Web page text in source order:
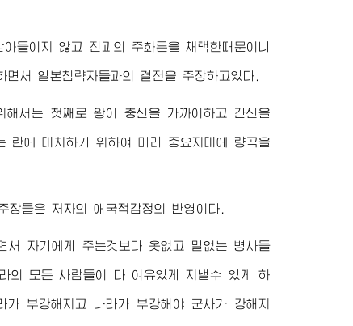
들이지 않고 진괴의 주화론을 채택한때문이니
서 일본침략자들과의 결전을 주장하고있다.
서는 첫째로 왕이 충신을 가까이하고 간신을
란에 대처하기 위하여 미리 중요지대에 량곡을
장들은 저자의 애국적감정의 반영이다.
자기에게 주는것보다 옷없고 말없는 병사들
의 모든 사람들이 다 여유있게 지낼수 있게 하
부강해지고 나라가 부강해야 군사가 강해지